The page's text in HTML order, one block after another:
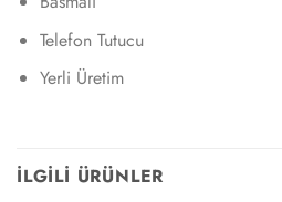
Telefon Tutucu
Yerli Üretim
İLGILI ÜRÜNLER